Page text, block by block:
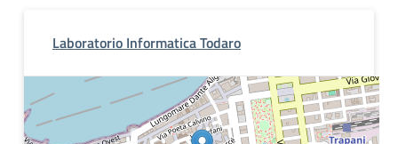
Laboratorio Informatica Todaro